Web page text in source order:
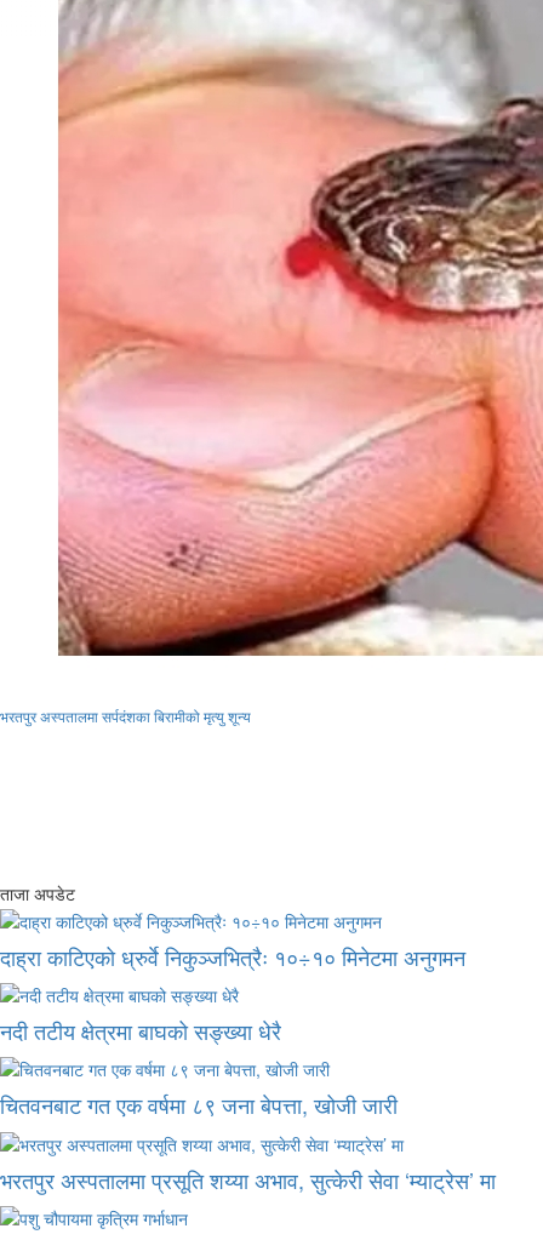
भरतपुर अस्पतालमा सर्पदंशका बिरामीको मृत्यु शून्य
ताजा अपडेट
दाह्रा काटिएको ध्रुर्वे निकुञ्जभित्रैः १०÷१० मिनेटमा अनुगमन
नदी तटीय क्षेत्रमा बाघको सङ्ख्या धेरै
चितवनबाट गत एक वर्षमा ८९ जना बेपत्ता, खोजी जारी
भरतपुर अस्पतालमा प्रसूति शय्या अभाव, सुत्केरी सेवा ‘म्याट्रेस’ मा